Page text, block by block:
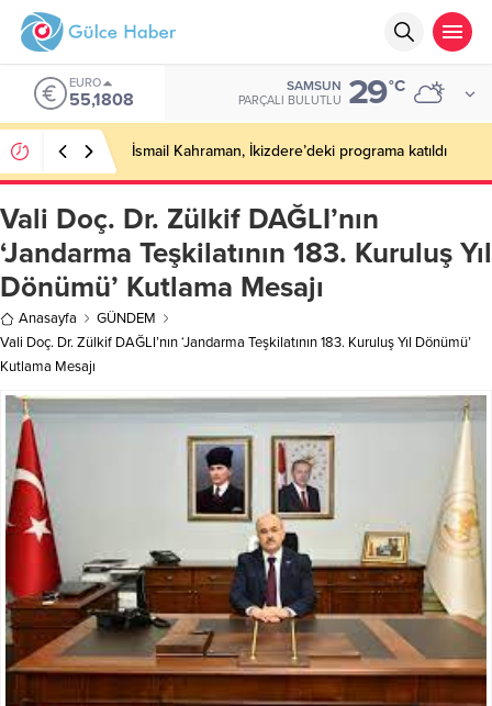
EURO
55,1808
SAMSUN
PARÇALI BULUTLU 29°C
İsmail Kahraman, İkizdere’deki programa katıldı
Vali Doç. Dr. Zülkif DAĞLI’nın
‘Jandarma Teşkilatının 183. Kuruluş Yıl
Dönümü’ Kutlama Mesajı
Anasayfa
GÜNDEM
Vali Doç. Dr. Zülkif DAĞLI’nın ‘Jandarma Teşkilatının 183. Kuruluş Yıl Dönümü’
Kutlama Mesajı